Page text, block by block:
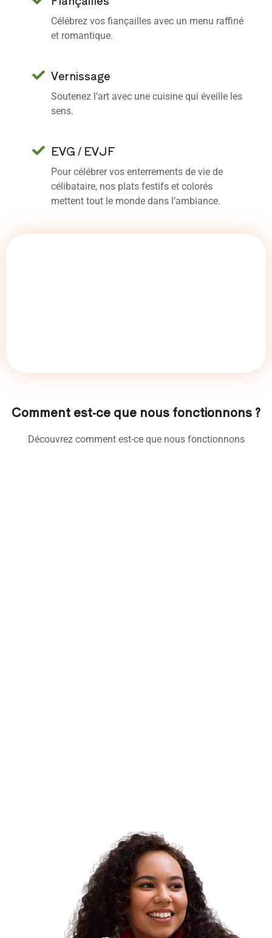
Célébrez vos fiançailles avec un menu raffiné
et romantique.
Vernissage
Soutenez l’art avec une cuisine qui éveille les
sens.
EVG / EVJF
Pour célébrer vos enterrements de vie de
célibataire, nos plats festifs et colorés
mettent tout le monde dans l’ambiance.
Comment est-ce que nous fonctionnons ?
Découvrez comment est-ce que nous fonctionnons